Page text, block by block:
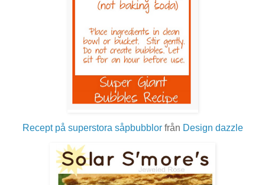
Recept på superstora såpbubblorfrån Design dazzle